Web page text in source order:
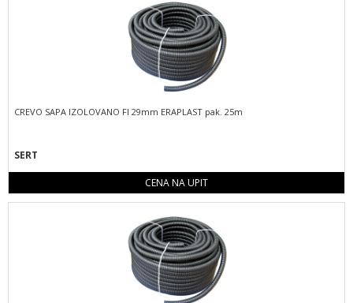
CREVO SAPA IZOLOVANO FI 29mm ERAPLAST pak. 25m
SERT
CENA NA UPIT